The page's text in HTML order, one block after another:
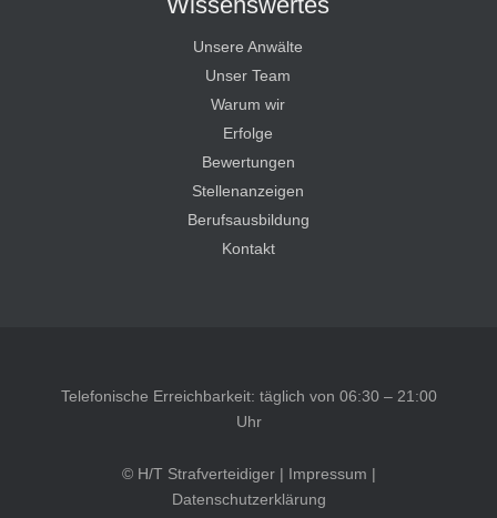
Unsere Anwälte
Unser Team
Warum wir
Erfolge
Bewertungen
Stellenanzeigen
Berufsausbildung
Kontakt
Telefonische Erreichbarkeit: täglich von 06:30 – 21:00
Uhr
© H/T Strafverteidiger | Impressum |
Datenschutzerklärung